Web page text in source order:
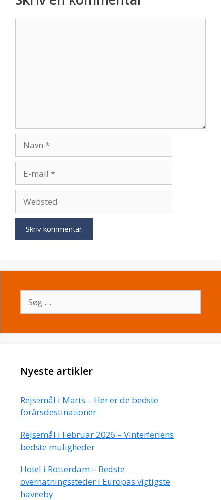
mail
efter:
Nyeste artikler
Rejsemål i Marts – Her er de bedste
forårsdestinationer
Rejsemål i Februar 2026 – Vinterferiens
bedste muligheder
Hotel i Rotterdam – Bedste
overnatningssteder i Europas vigtigste
havneby